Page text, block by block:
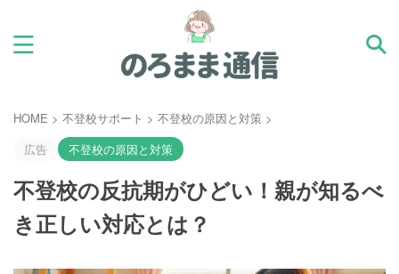
HOME > 不登校サポート > 不登校の原因と対策 >
広告
不登校の原因と対策
不登校の反抗期がひどい！親が知るべ
き正しい対応とは？